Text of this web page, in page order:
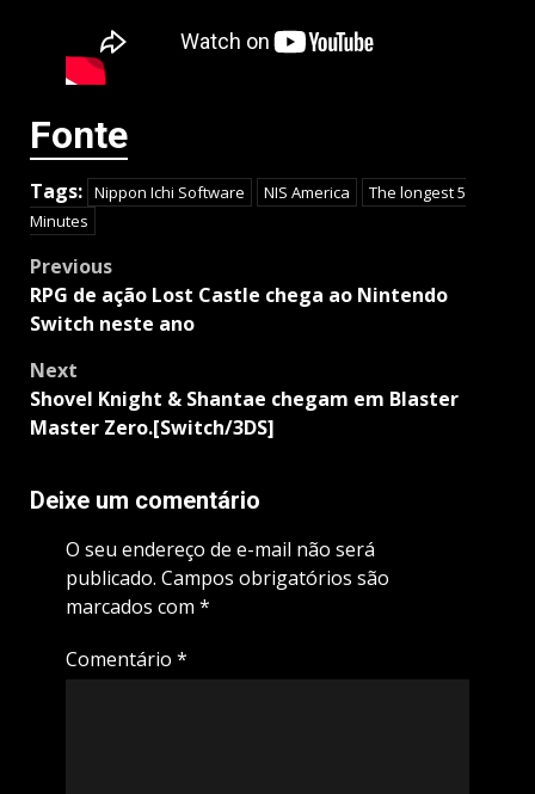
Fonte
Tags: Nippon Ichi Software NIS America
The longest 5
Minutes
Post
navigation
Previous
RPG de ação Lost Castle chega ao Nintendo
Switch neste ano
Next
Shovel Knight & Shantae chegam em Blaster
Master Zero.[Switch/3DS]
Deixe um comentário
O seu endereço de e-mail não será
publicado. Campos obrigatórios são
marcados com *
Comentário *